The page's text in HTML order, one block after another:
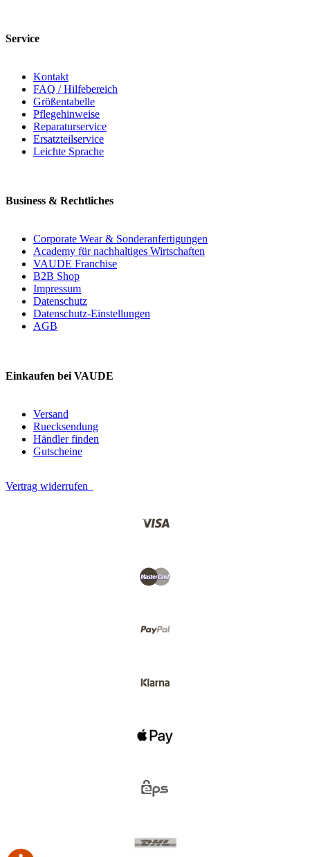
Service
Kontakt
FAQ / Hilfebereich
Größentabelle
Pflegehinweise
Reparaturservice
Ersatzteilservice
Leichte Sprache
Business & Rechtliches
Corporate Wear & Sonderanfertigungen
Academy für nachhaltiges Wirtschaften
VAUDE Franchise
B2B Shop
Impressum
Datenschutz
Datenschutz-Einstellungen
AGB
Einkaufen bei VAUDE
Versand
Ruecksendung
Händler finden
Gutscheine
Vertrag widerrufen